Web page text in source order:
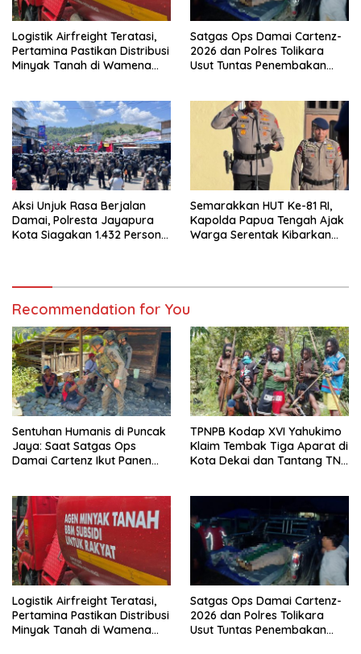
Logistik Airfreight Teratasi,
Pertamina Pastikan Distribusi
Minyak Tanah di Wamena
Satgas Ops Damai Cartenz-
2026 dan Polres Tolikara
Usut Tuntas Penembakan
Aksi Unjuk Rasa Berjalan
Damai, Polresta Jayapura
Kota Siagakan 1.432 Personel
Semarakkan HUT Ke-81 RI,
Kapolda Papua Tengah Ajak
Warga Serentak Kibarkan
Recommendation for You
Sentuhan Humanis di Puncak
Jaya: Saat Satgas Ops
Damai Cartenz Ikut Panen
TPNPB Kodap XVI Yahukimo
Klaim Tembak Tiga Aparat di
Kota Dekai dan Tantang TNI-
Logistik Airfreight Teratasi,
Pertamina Pastikan Distribusi
Minyak Tanah di Wamena
Satgas Ops Damai Cartenz-
2026 dan Polres Tolikara
Usut Tuntas Penembakan